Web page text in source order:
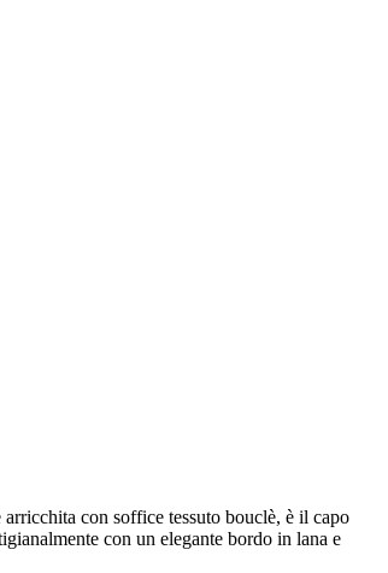
con soffice tessuto bouclè, è il capo
con un elegante bordo in lana e